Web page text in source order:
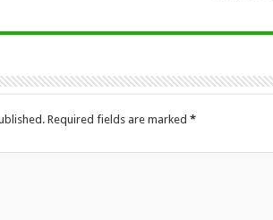
Required fields are marked *